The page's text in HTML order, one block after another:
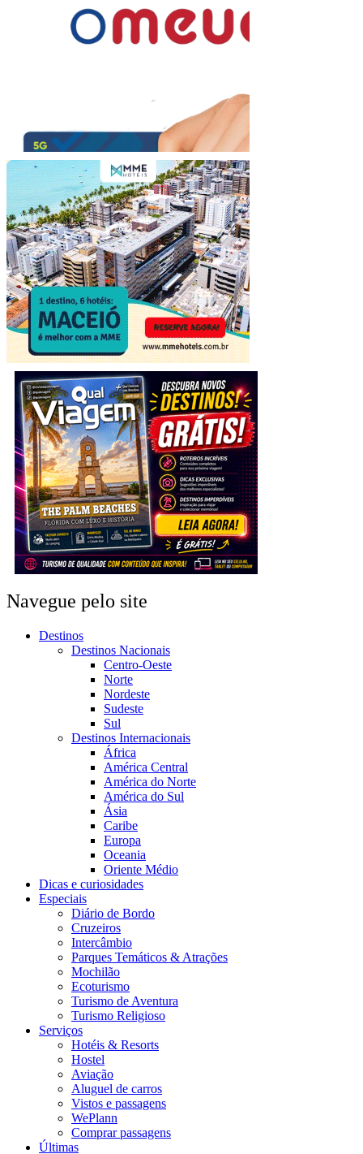
Navegue pelo site
Destinos
Destinos Nacionais
Centro-Oeste
Norte
Nordeste
Sudeste
Sul
Destinos Internacionais
África
América Central
América do Norte
América do Sul
Ásia
Caribe
Europa
Oceania
Oriente Médio
Dicas e curiosidades
Especiais
Diário de Bordo
Cruzeiros
Intercâmbio
Parques Temáticos & Atrações
Mochilão
Ecoturismo
Turismo de Aventura
Turismo Religioso
Serviços
Hotéis & Resorts
Hostel
Aviação
Aluguel de carros
Vistos e passagens
WePlann
Comprar passagens
Últimas